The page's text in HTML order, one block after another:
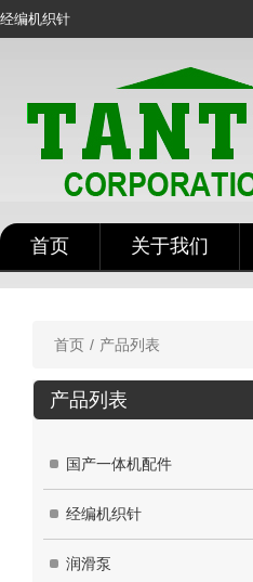
经编机织针
首页 关于我们
首页 / 产品列表
产品列表
国产一体机配件
经编机织针
润滑泵